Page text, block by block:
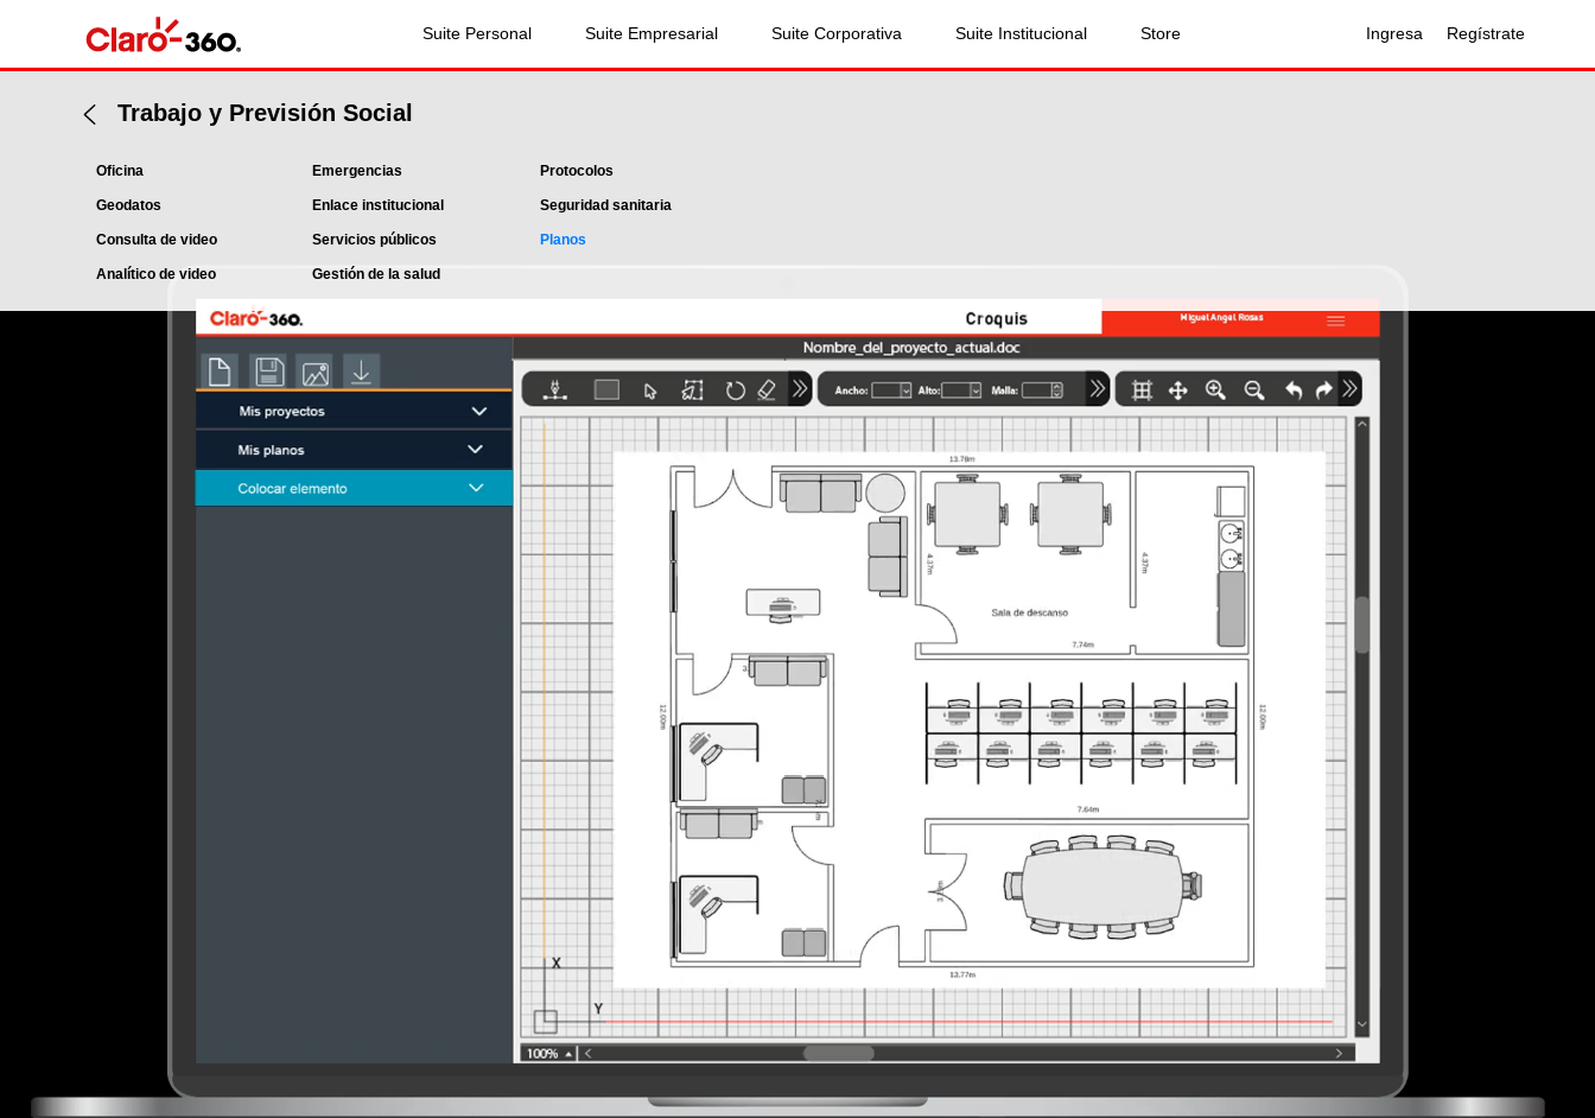
Suite Personal Suite Empresarial Suite Corporativa Suite Institucional Store Ingresa Regístrate
Trabajo y Previsión Social
Oficina
Geodatos
Consulta de video
Analítico de video
Emergencias
Enlace institucional
Servicios públicos
Gestión de la salud
Protocolos
Seguridad sanitaria
Planos